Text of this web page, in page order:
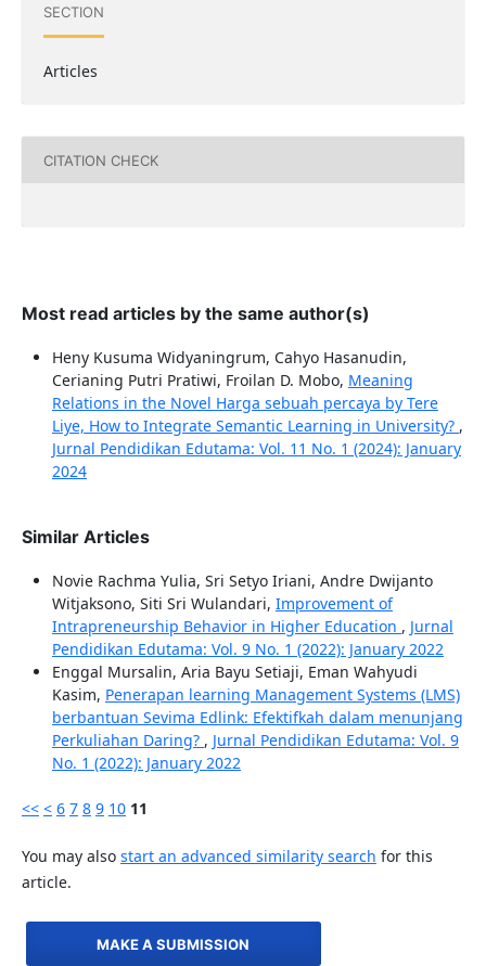
SECTION
Articles
CITATION CHECK
Most read articles by the same author(s)
Heny Kusuma Widyaningrum, Cahyo Hasanudin,
Cerianing Putri Pratiwi, Froilan D. Mobo, Meaning
Relations in the Novel Harga sebuah percaya by Tere
Liye, How to Integrate Semantic Learning in University? ,
Jurnal Pendidikan Edutama: Vol. 11 No. 1 (2024): January
2024
Similar Articles
Novie Rachma Yulia, Sri Setyo Iriani, Andre Dwijanto
Witjaksono, Siti Sri Wulandari, Improvement of
Intrapreneurship Behavior in Higher Education , Jurnal
Pendidikan Edutama: Vol. 9 No. 1 (2022): January 2022
Enggal Mursalin, Aria Bayu Setiaji, Eman Wahyudi
Kasim, Penerapan learning Management Systems (LMS)
berbantuan Sevima Edlink: Efektifkah dalam menunjang
Perkuliahan Daring? , Jurnal Pendidikan Edutama: Vol. 9
No. 1 (2022): January 2022
<< < 6 7 8 9 10 11
You may also start an advanced similarity search for this
article.
MAKE A SUBMISSION